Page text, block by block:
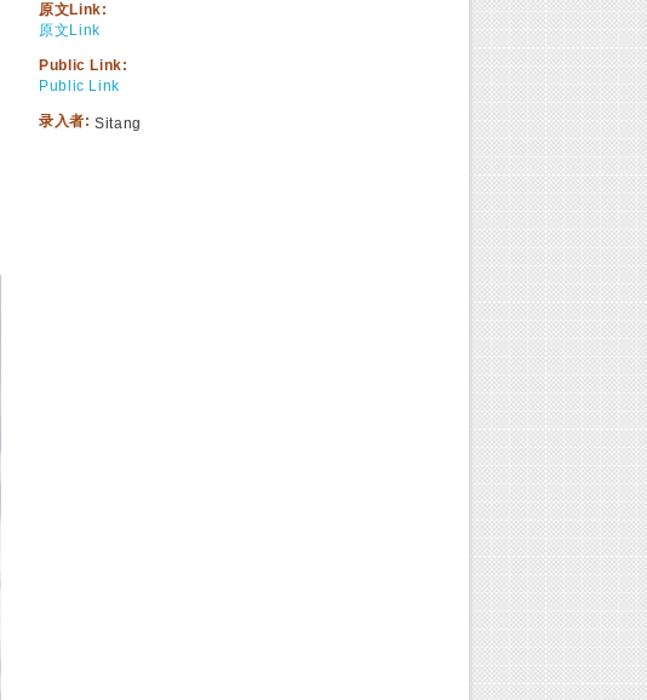
原文Link:
原文Link
Public Link:
Public Link
录入者: Sitang